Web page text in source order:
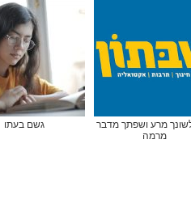
מרע ושפתך מדבר
מרמה
גשם בעתו